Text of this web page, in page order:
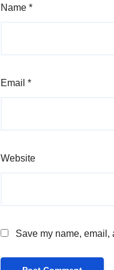
Name *
Email *
Website
Save my name, email,